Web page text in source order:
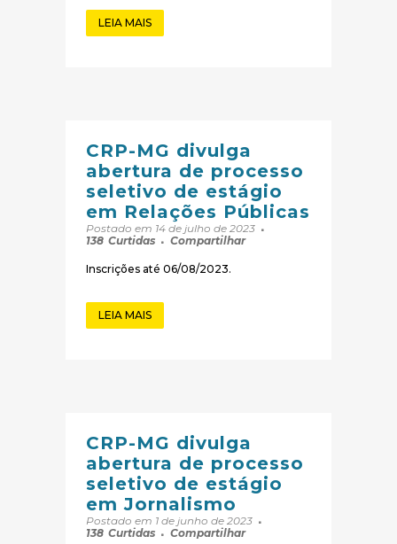
LEIA MAIS
CRP-MG divulga
abertura de processo
seletivo de estágio
em Relações Públicas
Postado em 14 de julho de 2023
138 Curtidas Compartilhar
Inscrições até 06/08/2023.
LEIA MAIS
CRP-MG divulga
abertura de processo
seletivo de estágio
em Jornalismo
Postado em 1 de junho de 2023
138 Curtidas Compartilhar